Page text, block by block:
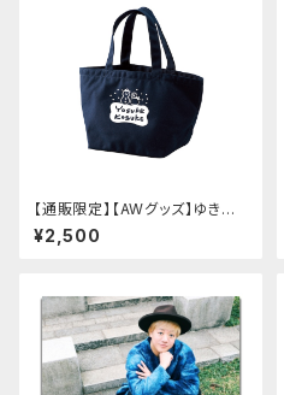
【通販限定】【AWグッズ】ゆきだ
るまランチバッグ（ヨースケコー
スケ）
¥2,500